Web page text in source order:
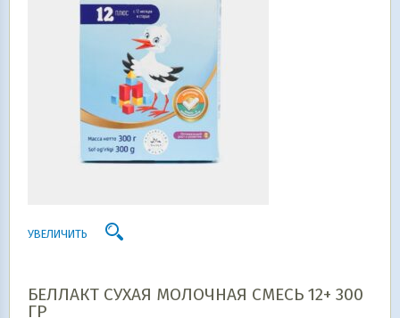
УВЕЛИЧИТЬ
БЕЛЛАКТ СУХАЯ МОЛОЧНАЯ СМЕСЬ 12+ 300
ГР